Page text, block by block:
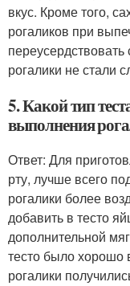
вкус. Кроме того,
рогаликов при
рогалики не стали
5. Какой тип
выполнения
Ответ: Для
рту, лучше всего
рогалики более
добавить в тесто
дополнительной
тесто было
рогалики